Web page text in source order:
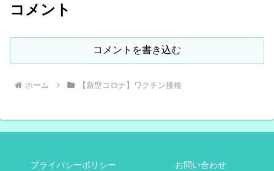
コメント
コメントを書き込む
ホーム 【新型コロナ】ワクチン接種
プライバシーポリシー お問い合わせ